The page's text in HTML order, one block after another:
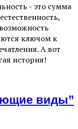
- это сумма
ключом к
А вот
история!
виды”